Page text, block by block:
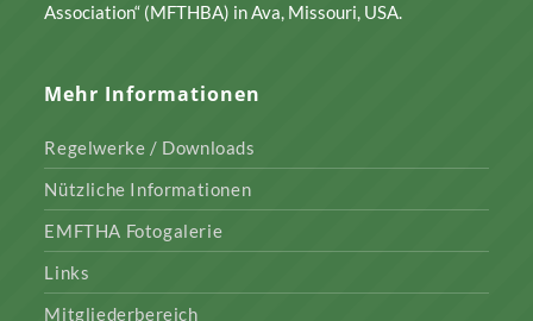
Association“ (MFTHBA) in Ava, Missouri, USA.
Mehr Informationen
Regelwerke / Downloads
Nützliche Informationen
EMFTHA Fotogalerie
Links
Mitgliederbereich